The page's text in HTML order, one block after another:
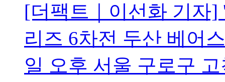
[더팩트｜이선화 기자]
리즈 6차전 두산 베어
일 오후 서울 구로구